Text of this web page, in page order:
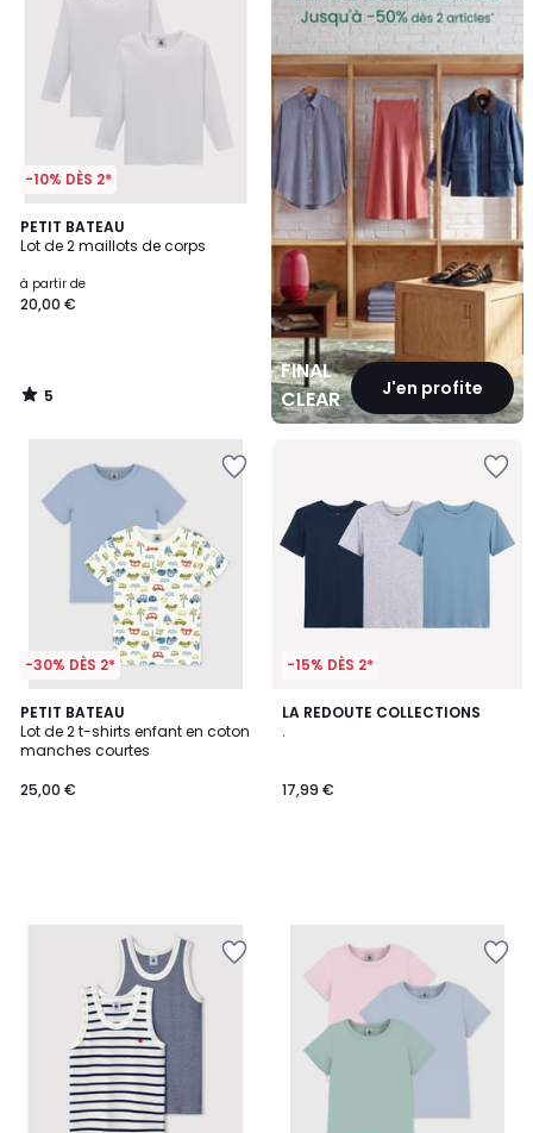
-10% DÈS 2*
PETIT BATEAU
Lot de 2 maillots de corps
à partir de
20,00 €
5
/
5
/
FINAL
CLEARANCEJ'en profite
-30% DÈS 2*
PETIT BATEAU
Lot de 2 t-shirts enfant en coton
manches courtes
25,00 €
-15% DÈS 2*
LA REDOUTE COLLECTIONS
.
17,99 €